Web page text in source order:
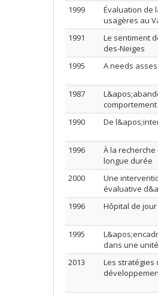
1999
Évaluation de
usagères au
1991
Le sentiment
des-Neiges
1995
A needs
1987
1990
De
1996
À la
longue durée
2000
Une
évaluative
1996
Hôpital de
1995
dans une
2013
Les stratégies